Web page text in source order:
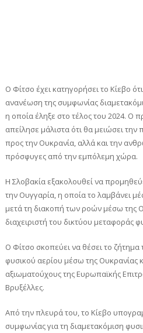
Ο Φίτσο έχει κατηγορήσει το Κίεβο
ανανέωση της συμφωνίας
η οποία έληξε στο τέλος του 2024. Ο
απείλησε μάλιστα ότι θα μειώσει την
προς την Ουκρανία, αλλά και την
πρόσφυγες από την εμπόλεμη χώρα.
Η Σλοβακία εξακολουθεί να
την Ουγγαρία, η οποία το λαμβάνει
μετά τη διακοπή των ροών μέσω της
διαχειριστή του δικτύου μεταφοράς
Ο Φίτσο σκοπεύει να θέσει το
φυσικού αερίου μέσω της Ουκρανίας
αξιωματούχους της Ευρωπαϊκής
Βρυξέλλες.
Από την πλευρά του, το Κίεβο
συμφωνίας για τη διαμετακόμιση